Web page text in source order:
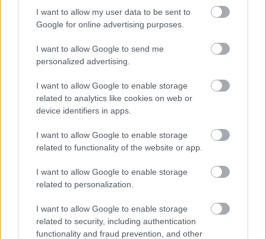
I want to allow my user data to be sent to
Google for online advertising purposes.
I want to allow Google to send me
personalized advertising.
I want to allow Google to enable storage
related to analytics like cookies on web or
device identifiers in apps.
I want to allow Google to enable storage
related to functionality of the website or app.
I want to allow Google to enable storage
related to personalization.
I want to allow Google to enable storage
related to security, including authentication
functionality and fraud prevention, and other
Különös szövetség segítheti
Esteban Ocon Aston Martinhoz
igazolását
Rendkívül okos döntést hozott az
Aston Martin az F1-ben
A Hondánál hisznek az áttörésben,
teljesen új motorral érkeznek a
Holland Nagydíjra az Aston